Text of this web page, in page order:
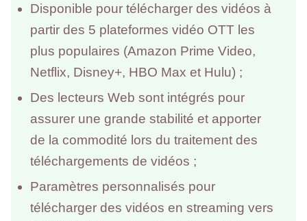
Disponible pour télécharger des vidéos à
partir des 5 plateformes vidéo OTT les
plus populaires (Amazon Prime Video,
Netflix, Disney+, HBO Max et Hulu) ;
Des lecteurs Web sont intégrés pour
assurer une grande stabilité et apporter
de la commodité lors du traitement des
téléchargements de vidéos ;
Paramètres personnalisés pour
télécharger des vidéos en streaming vers